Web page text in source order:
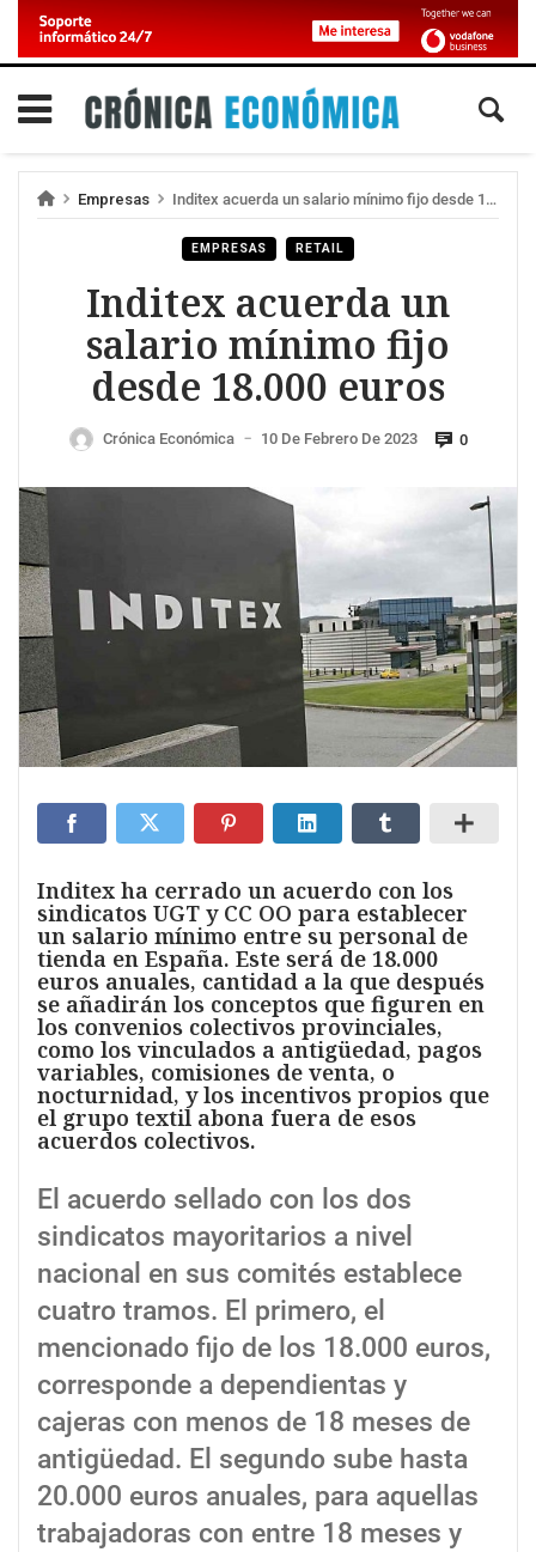
Empresas Inditex acuerda un salario mínimo fijo desde 18.000 euros
EMPRESAS RETAIL
Inditex acuerda un
salario mínimo fijo
desde 18.000 euros
Crónica Económica — 10 De Febrero De 2023 0
Inditex ha cerrado un acuerdo con los
sindicatos UGT y CC OO para establecer
un salario mínimo entre su personal de
tienda en España. Este será de 18.000
euros anuales, cantidad a la que después
se añadirán los conceptos que figuren en
los convenios colectivos provinciales,
como los vinculados a antigüedad, pagos
variables, comisiones de venta, o
nocturnidad, y los incentivos propios que
el grupo textil abona fuera de esos
acuerdos colectivos.
El acuerdo sellado con los dos
sindicatos mayoritarios a nivel
nacional en sus comités establece
cuatro tramos. El primero, el
mencionado fijo de los 18.000 euros,
corresponde a dependientas y
cajeras con menos de 18 meses de
antigüedad. El segundo sube hasta
20.000 euros anuales, para aquellas
trabajadoras con entre 18 meses y